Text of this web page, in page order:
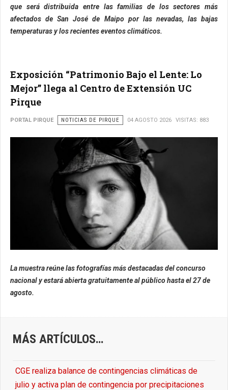
que será distribuida entre las familias de los sectores más
afectados de San José de Maipo por las nevadas, las bajas
temperaturas y los recientes eventos climáticos.
Exposición “Patrimonio Bajo el Lente: Lo
Mejor” llega al Centro de Extensión UC
Pirque
PORTAL PIRQUE NOTICIAS DE PIRQUE 04 AGOSTO 2026 VISITAS: 883
La muestra reúne las fotografías más destacadas del concurso
nacional y estará abierta gratuitamente al público hasta el 27 de
agosto.
MÁS ARTÍCULOS…
CGE realiza balance de contingencias climáticas de
julio y activa plan de contingencia por precipitaciones